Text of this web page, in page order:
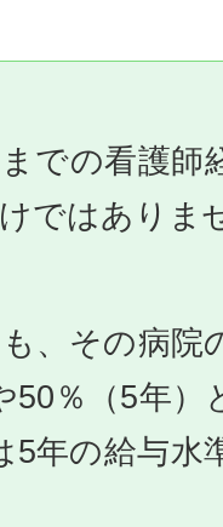
での看護師
ではありま
、その病院
50％（5年）
5年の給与水